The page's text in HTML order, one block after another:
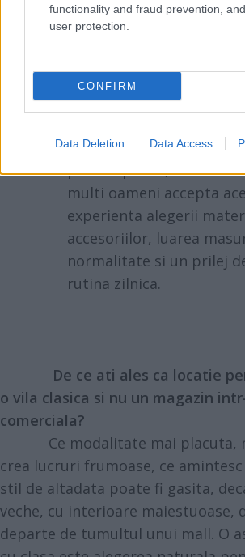
functionality and fraud prevention,
user protection.
CONFIRM
Data Deletion Data Access
toti doresc sa obtina
bine. Cum faceti fata
Intr-adevar timpul
provocare. Exista clienti
trei saptamani pentru a fi
putin o proba, dar in
multi oameni accepta
experienta alegerii
accesoriilor, luarea
normalitate si un prilej
rutina zilnica.
De ce ati ales ca locatie
o vila clasica si nu un magazin
comerciala?
Ce modalitate mai placuta,
crea lucruri frumoase, ce
stil de altadata poate fi gasita,
veche, cu interioare maiestuoase,
departe de tumultul unui mall. O